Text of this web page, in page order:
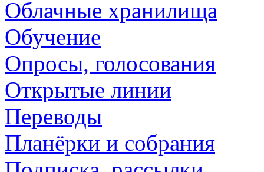
Облачные хранилища
Обучение
Опросы, голосования
Открытые линии
Переводы
Планёрки и собрания